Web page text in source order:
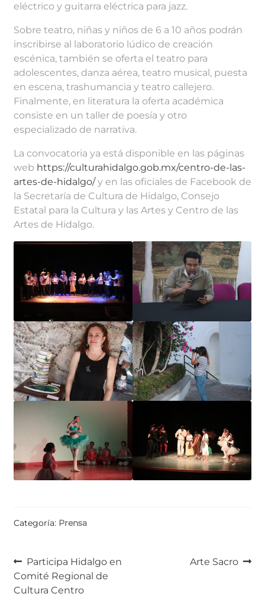
eléctrico y guitarra eléctrica para jazz.
Sobre teatro, niñas y niños de 6 a 10 años podrán
inscribirse al laboratorio lúdico de creación
escénica, también se oferta el teatro para
adolescentes, danza aérea, teatro musical, puesta
en escena, trashumancia y teatro callejero.
Finalmente, en literatura la oferta académica
consiste en un taller de poesía y otro
especializado de narrativa.
La convocatoria ya está disponible en las páginas
web https://culturahidalgo.gob.mx/centro-de-las-
artes-de-hidalgo/y en las oficiales de Facebook de
la Secretaría de Cultura de Hidalgo, Consejo
Estatal para la Cultura y las Artes y Centro de las
Artes de Hidalgo.
Categoría: Prensa
Navegación
de
Anterior:
Participa Hidalgo en
Comité Regional de
Cultura Centro
Siguiente:
Arte Sacro